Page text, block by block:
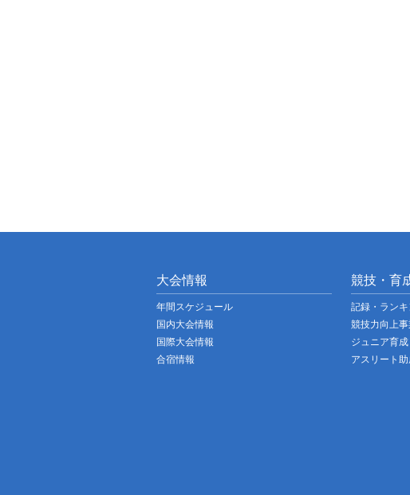
大会情報
年間スケジュール
国内大会情報
国際大会情報
合宿情報
競技・育
記録・ラン
競技力向上
ジュニア育成
アスリート